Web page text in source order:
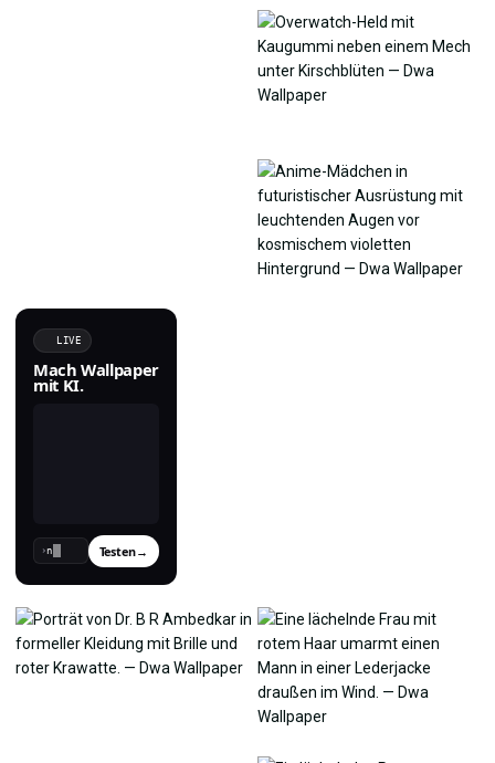
LIVE
Mach Wallpaper
mit KI.
› Testen